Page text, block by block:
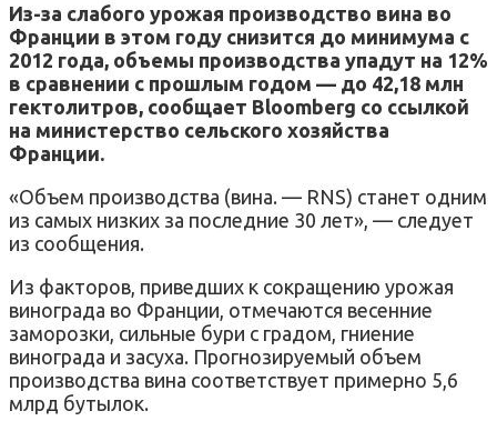
Из-за слабого урожая производство вина во
Франции в этом году снизится до минимума с
2012 года, объемы производства упадут на 12%
в сравнении с прошлым годом — до 42,18 млн
гектолитров, сообщает Bloomberg со ссылкой
на министерство сельского хозяйства
Франции.
«Объем производства (вина. — RNS) станет одним
из самых низких за последние 30 лет», — следует
из сообщения.
Из факторов, приведших к сокращению урожая
винограда во Франции, отмечаются весенние
заморозки, сильные бури с градом, гниение
винограда и засуха. Прогнозируемый объем
производства вина соответствует примерно 5,6
млрд бутылок.